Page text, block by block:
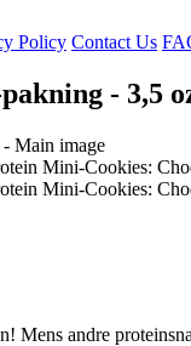
Policy Contact Us
- 3,5
Mens andre